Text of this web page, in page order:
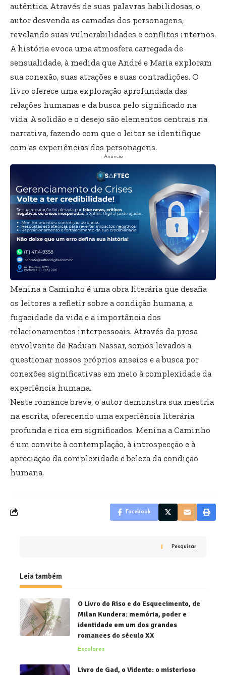
autêntica. Através de suas palavras habilidosas, o
autor desvenda as camadas dos personagens,
revelando suas vulnerabilidades e conflitos internos.
A história evoca uma atmosfera carregada de
sensualidade, à medida que André e Maria exploram
sua conexão, suas atrações e suas contradições. O
livro oferece uma exploração aprofundada das
relações humanas e da busca pelo significado na
vida. A solidão e o desejo são elementos centrais na
narrativa, fazendo com que o leitor se identifique
com as experiências dos personagens.
- Anúncio -
Menina a Caminho é uma obra literária que desafia
os leitores a refletir sobre a condição humana, a
fugacidade da vida e a importância dos
relacionamentos interpessoais. Através da prosa
envolvente de Raduan Nassar, somos levados a
questionar nossos próprios anseios e a busca por
conexões significativas em meio à complexidade da
experiência humana.
Neste romance breve, o autor demonstra sua mestria
na escrita, oferecendo uma experiência literária
profunda e rica em significados. Menina a Caminho
é um convite à contemplação, à introspecção e à
apreciação da complexidade e beleza da condição
humana.
Facebook
Pesquisar
Leia também
O Livro do Riso e do Esquecimento, de
Milan Kundera: memória, poder e
identidade em um dos grandes
romances do século XX
Escolares
Livro de Gad, o Vidente: o misterioso